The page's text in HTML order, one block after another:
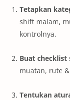
Tetapkan
shift malam,
kontrolnya.
Buat checklist
muatan, rute
Tentukan